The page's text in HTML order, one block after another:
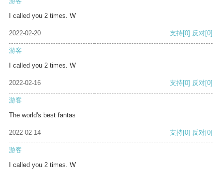
I called you 2 times. W
2022-02-20 支持[0] 反对[0]
游客
I called you 2 times. W
2022-02-16 支持[0] 反对[0]
游客
The world's best fantas
2022-02-14 支持[0] 反对[0]
游客
I called you 2 times. W